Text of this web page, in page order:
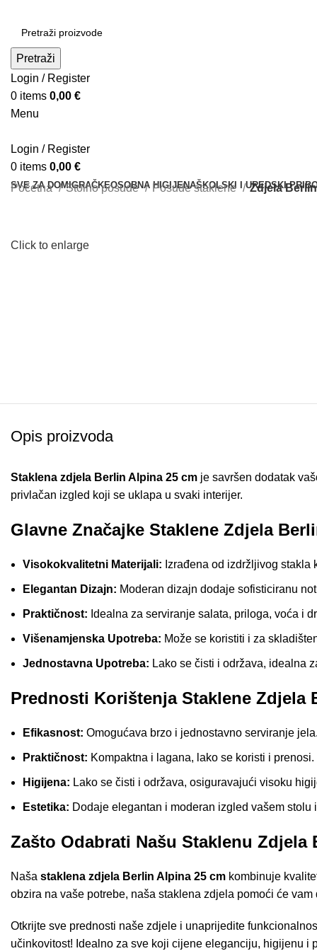
Pretraži
Login / Register
0 items 0,00 €
Menu
Login / Register
0 items 0,00 €
SVE ZA DOMIGRAČKEOSOBNA HIGIJENAŠKOLSKI I UREDSKI
Početna Stolno posuđe Posude staklene Zdjela
Click to enlarge
Opis proizvoda
Staklena zdjela Berlin Alpina 25 cm je savršen dodatak
privlačan izgled koji se uklapa u svaki interijer.
Glavne Značajke Staklene Zdjela
Visokokvalitetni Materijali: Izrađena od izdržljivog
Elegantan Dizajn: Moderan dizajn dodaje sofisticiranu
Praktičnost: Idealna za serviranje salata, priloga, voća i
Višenamjenska Upotreba: Može se koristiti i za
Jednostavna Upotreba: Lako se čisti i održava, idealna
Prednosti Korištenja Staklene Zdjela
Efikasnost: Omogućava brzo i jednostavno serviranje jela.
Praktičnost: Kompaktna i lagana, lako se koristi i prenosi.
Higijena: Lako se čisti i održava, osiguravajući visoku
Estetika: Dodaje elegantan i moderan izgled vašem stolu
Zašto Odabrati Našu Staklenu Zdjela
Naša staklena zdjela Berlin Alpina 25 cm kombinuje
obzira na vaše potrebe, naša staklena zdjela pomoći će
Otkrijte sve prednosti naše zdjele i unaprijedite
učinkovitost! Idealno za sve koji cijene eleganciju, higijenu